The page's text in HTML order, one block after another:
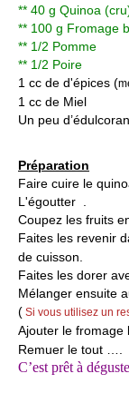
** 40 g Quinoa
** 100 g Fromage
** 1/2 Pomme
** 1/2 Poire
1 cc de d'épices (
1 cc de Miel
Un peu
Préparation
Faire cuire le
L'égoutter .
Coupez les fruits
Faites les revenir
de cuisson.
Faites les dorer
Mélanger ensuite
( Si vous utilisez un
Ajouter le fromage
Remuer le tout ….
C’est prêt à